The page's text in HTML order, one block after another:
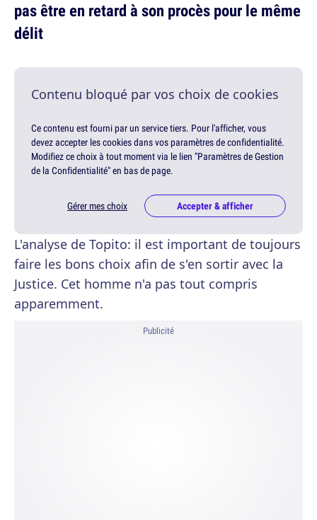
pas être en retard à son procès pour le même
délit
Contenu bloqué par vos choix de cookies
Ce contenu est fourni par un service tiers. Pour l'afficher, vous
devez accepter les cookies dans vos paramètres de confidentialité.
Modifiez ce choix à tout moment via le lien "Paramètres de Gestion
de la Confidentialité" en bas de page.
Gérer mes choix Accepter & afficher
L'analyse de Topito: il est important de toujours
faire les bons choix afin de s'en sortir avec la
Justice. Cet homme n'a pas tout compris
apparemment.
Publicité